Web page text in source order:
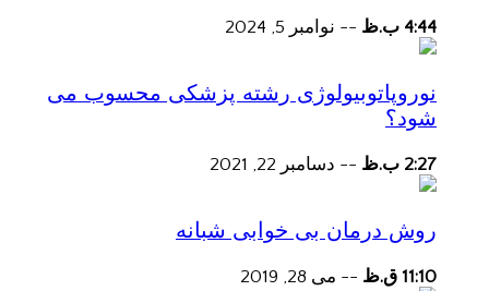
4:44 ب.ظ -- نوامبر 5, 2024
نوروپاتوبیولوژی رشته پزشکی محسوب می
شود؟
2:27 ب.ظ -- دسامبر 22, 2021
روش درمان بی خوابی شبانه
11:10 ق.ظ -- می 28, 2019